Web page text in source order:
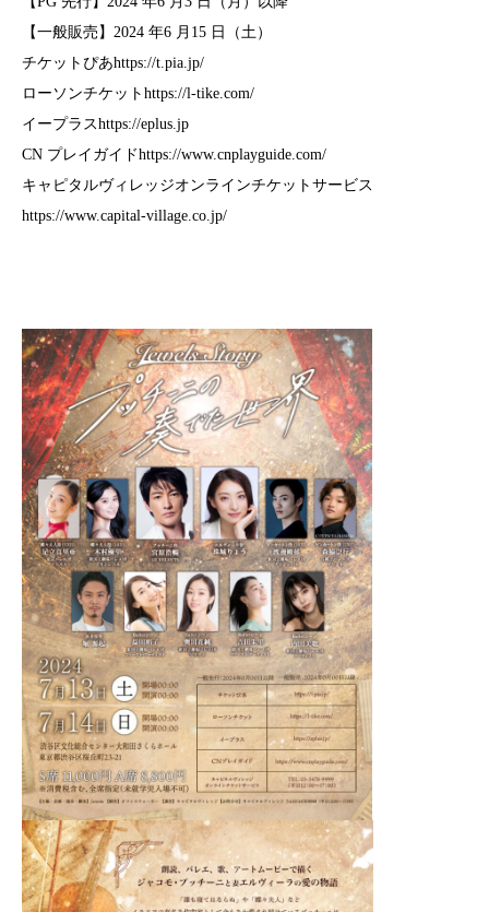
【一般販売】2024 年6 月15 日（土）
チケットぴあhttps://t.pia.jp/
ローソンチケットhttps://l-tike.com/
イープラスhttps://eplus.jp
CN プレイガイドhttps://www.cnplayguide.com/
キャピタルヴィレッジオンラインチケットサービス
https://www.capital-village.co.jp/